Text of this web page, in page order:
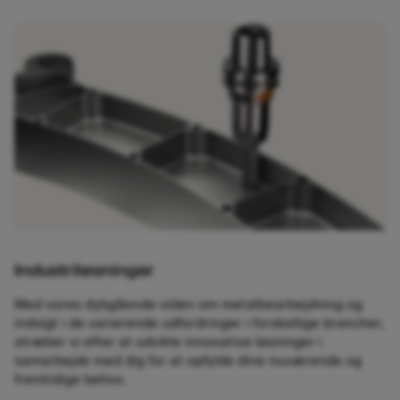
Industriløsninger
Med vores dybgående viden om metalbearbejdning og
indsigt i de varierende udfordringer i forskellige brancher,
stræber vi efter at udvikle innovative løsninger i
samarbejde med dig for at opfylde dine nuværende og
fremtidige behov.